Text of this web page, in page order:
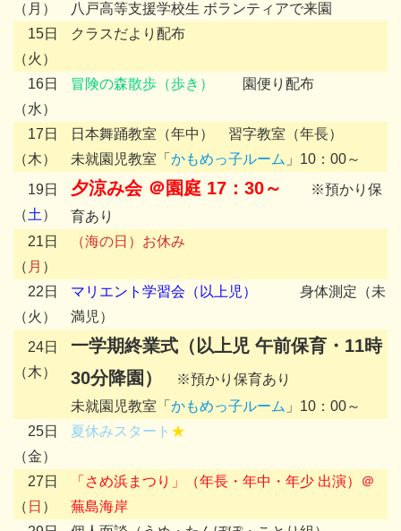
（月）
八戸高等支援学校生 ボランティアで来園
15日
（火）
クラスだより配布
16日
（水）
冒険の森散歩（歩き） 園便り配布
17日
（木）
日本舞踊教室（年中） 習字教室（年長）
未就園児教室「 かもめっ子ルーム 」10：00～
19日
（土 ）
夕涼み会 ＠園庭 17：30～
※預かり保
育あり
21日
（ 月 ）
（海の日）お休み
22日
（火）
マリエント学習会（以上児）
身体測定（未
満児）
24日
（木）
一学期終業式（以上児 午前保育・11時
30分降園）
※預かり保育あり
未就園児教室「 かもめっ子ルーム 」10：00～
25日
（金）
夏休みスタート ★
27日
（ 日 ）
「さめ浜まつり」（年長・年中・年少 出演）＠
蕪島海岸